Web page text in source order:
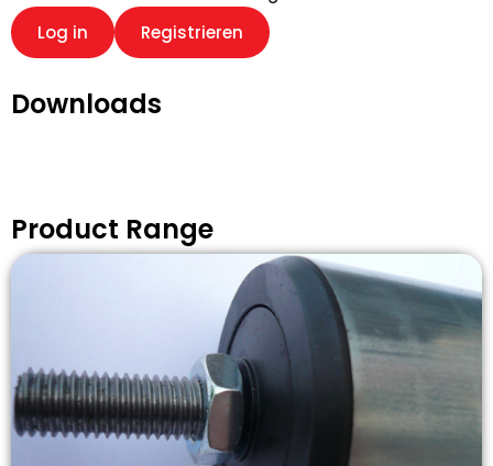
Log in Registrieren
Downloads
Product Range